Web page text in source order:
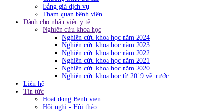
Bảng giá dịch vụ
Tham quan bệnh viện
Dành cho nhân viên y tế
Nghiên cứu khoa học
Nghiên cứu khoa học năm 2024
Nghiên cứu khoa học năm 2023
Nghiên cứu khoa học năm 2022
Nghiên cứu khoa học năm 2021
Nghiên cứu khoa học năm 2020
Nghiên cứu khoa học từ 2019 về trước
Liên hệ
Tin tức
Hoạt động Bệnh viện
Hội nghị - Hội thảo